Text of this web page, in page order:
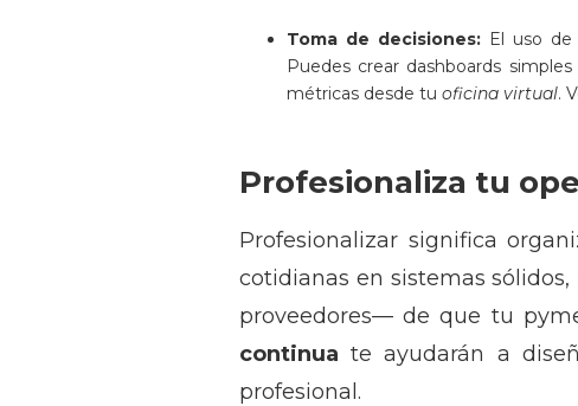
Toma de decisiones: El uso
Puedes crear dashboards
métricas desde tu oficina virtual.
Profesionaliza tu
Profesionalizar significa
cotidianas en sistemas
proveedores— de que tu
continua te ayudarán a
profesional.